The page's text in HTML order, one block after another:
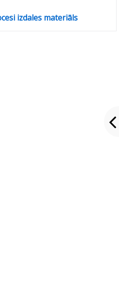
izdales materiāls
File